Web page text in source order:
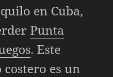
en Cuba,
Punta
. Este
es un